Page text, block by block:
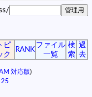
トピ
ク
RANK
ファイル
一覧
検
索
過
去
対応版)
25